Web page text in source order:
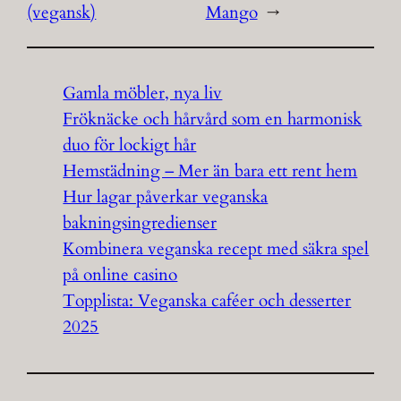
(vegansk)
Mango →
Gamla möbler, nya liv
Fröknäcke och hårvård som en harmonisk
duo för lockigt hår
Hemstädning – Mer än bara ett rent hem
Hur lagar påverkar veganska
bakningsingredienser
Kombinera veganska recept med säkra spel
på online casino
Topplista: Veganska caféer och desserter
2025